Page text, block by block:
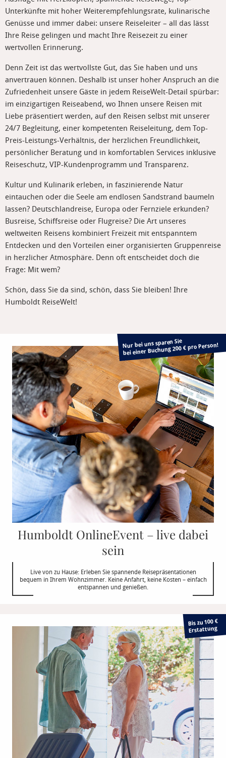
Unterkünfte mit hoher Weiterempfehlungsrate, kulinarische
Genüsse und immer dabei: unsere Reiseleiter – all das lässt
Ihre Reise gelingen und macht Ihre Reisezeit zu einer
wertvollen Erinnerung.
Denn Zeit ist das wertvollste Gut, das Sie haben und uns
anvertrauen können. Deshalb ist unser hoher Anspruch an die
Zufriedenheit unsere Gäste in jedem ReiseWelt-Detail spürbar:
im einzigartigen Reiseabend, wo Ihnen unsere Reisen mit
Liebe präsentiert werden, auf den Reisen selbst mit unserer
24/7 Begleitung, einer kompetenten Reiseleitung, dem Top-
Preis-Leistungs-Verhältnis, der herzlichen Freundlichkeit,
persönlicher Beratung und in komfortablen Services inklusive
Reiseschutz, VIP-Kundenprogramm und Transparenz.
Kultur und Kulinarik erleben, in faszinierende Natur
eintauchen oder die Seele am endlosen Sandstrand baumeln
lassen? Deutschlandreise, Europa oder Fernziele erkunden?
Busreise, Schiffsreise oder Flugreise? Die Art unseres
weltweiten Reisens kombiniert Freizeit mit entspanntem
Entdecken und den Vorteilen einer organisierten Gruppenreise
in herzlicher Atmosphäre. Denn oft entscheidet doch die
Frage: Mit wem?
Schön, dass Sie da sind, schön, dass Sie bleiben! Ihre
Humboldt ReiseWelt!
Nur bei uns sparen Sie
bei einer Buchung 200 € pro Person!
Humboldt OnlineEvent – live dabei
sein
Live von zu Hause: Erleben Sie spannende Reisepräsentationen
bequem in Ihrem Wohnzimmer. Keine Anfahrt, keine Kosten – einfach
entspannen und genießen.
Bis zu 100 €
Erstattung